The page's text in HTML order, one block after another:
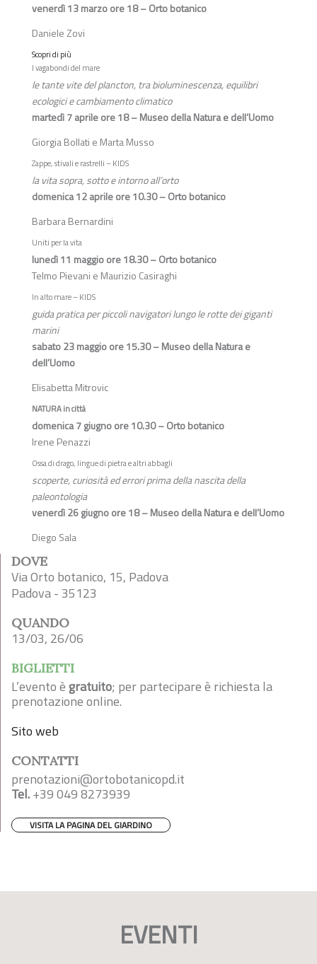
venerdì 13 marzo ore 18 – Orto botanico
Daniele Zovi
Scopri di più
I vagabondi del mare
le tante vite del plancton, tra bioluminescenza, equilibri
ecologici e cambiamento climatico
martedì 7 aprile ore 18 – Museo della Natura e dell’Uomo
Giorgia Bollati e Marta Musso
Zappe, stivali e rastrelli – KIDS
la vita sopra, sotto e intorno all’orto
domenica 12 aprile ore 10.30 – Orto botanico
Barbara Bernardini
Uniti per la vita
lunedì 11 maggio ore 18.30 – Orto botanico
Telmo Pievani e Maurizio Casiraghi
In alto mare – KIDS
guida pratica per piccoli navigatori lungo le rotte dei giganti
marini
sabato 23 maggio ore 15.30 – Museo della Natura e
dell’Uomo
Elisabetta Mitrovic
NATURA in città
domenica 7 giugno ore 10.30 – Orto botanico
Irene Penazzi
Ossa di drago, lingue di pietra e altri abbagli
scoperte, curiosità ed errori prima della nascita della
paleontologia
venerdì 26 giugno ore 18 – Museo della Natura e dell’Uomo
Diego Sala
DOVE
Via Orto botanico, 15, Padova
Padova - 35123
QUANDO
13/03, 26/06
BIGLIETTI
L’evento ègratuito; per partecipare è richiesta la
prenotazione online.
Sito web
CONTATTI
prenotazioni@ortobotanicopd.it
Tel.+39 049 8273939
VISITA LA PAGINA DEL GIARDINO
EVENTI